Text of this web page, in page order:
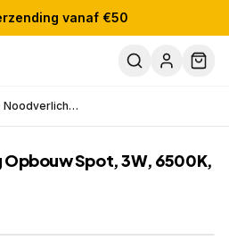
vanaf €50
LED Noodverlichting Opbouw Spot, 3W, 6500K, IP20, Wit
Spot, 3W, 6500K,
EAN:8720618183323